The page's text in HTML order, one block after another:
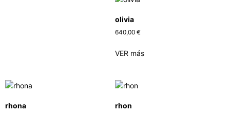
olivia
640,00 €
VER más
rhona rhon